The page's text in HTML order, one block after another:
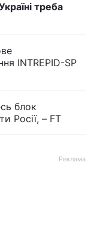
треба
INTREPID-SP
блок
Росії, – FT
Реклама